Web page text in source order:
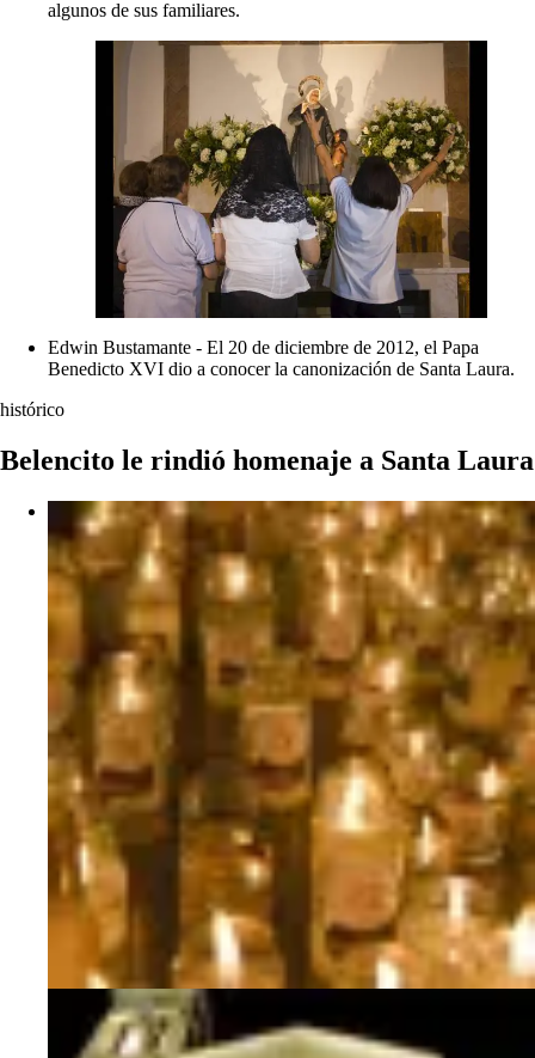
algunos de sus familiares.
Edwin Bustamante - El 20 de diciembre de 2012, el Papa
Benedicto XVI dio a conocer la canonización de Santa Laura.
histórico
Belencito le rindió homenaje a Santa Laura